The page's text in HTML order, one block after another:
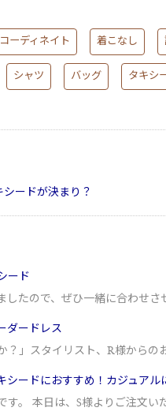
コーディネイト 着こなし
シャツ バッグ タキシ
ードが決まり？
ード
したので、ぜひ一緒に合わせ
ダードレス
？」スタイリスト、R様から
シードにおすすめ！カジュア
。 本日は、S様よりご注文い